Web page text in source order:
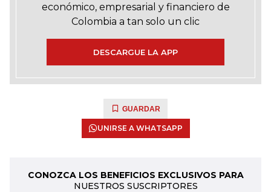
económico, empresarial y financiero de
Colombia a tan solo un clic
DESCARGUE LA APP
GUARDAR
UNIRSE A WHATSAPP
CONOZCA LOS BENEFICIOS EXCLUSIVOS PARA
NUESTROS SUSCRIPTORES